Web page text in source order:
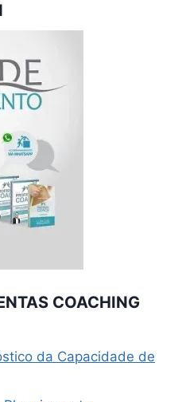
COACHING
da Capacidade de